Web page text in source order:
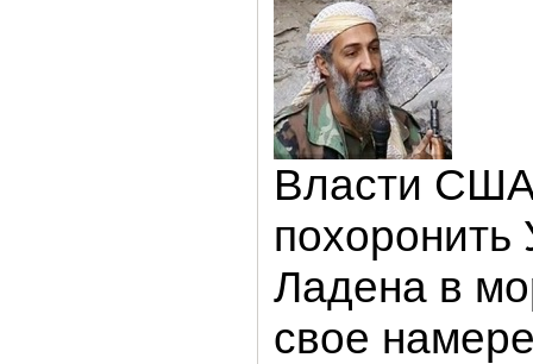
Власти
похоронить
Ладена в
свое